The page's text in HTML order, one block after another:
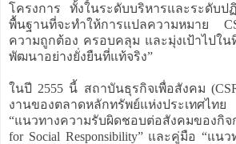
โครงการ ทั้งในระดับบริหารและระดับป
พื้นฐานที่จะทำให้การแปลความหมาย
ความถูกต้อง ครอบคลุม และมุ่งเป้าไปใน
พัฒนาอย่างยั่งยืนที่แท้จริง”
ในปี 2555 นี้ สถาบันธุรกิจเพื่อสังคม
งานของตลาดหลักทรัพย์แห่งประเทศไทย
“แนวทางความรับผิดชอบต่อสังคมของกิจก
for Social Responsibility” และคู่มือ “แน